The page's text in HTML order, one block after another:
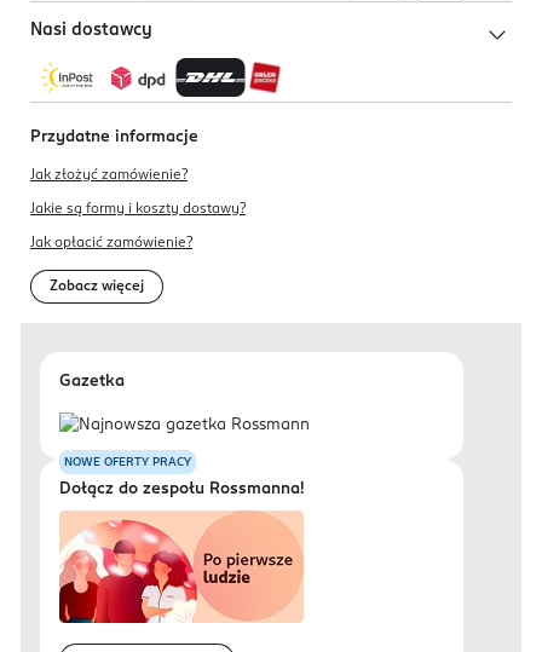
Nasi dostawcy
Przydatne informacje
Jak złożyć zamówienie?
Jakie są formy i koszty dostawy?
Jak opłacić zamówienie?
Zobacz więcej
Gazetka
NOWE OFERTY PRACY
Dołącz do zespołu Rossmanna!